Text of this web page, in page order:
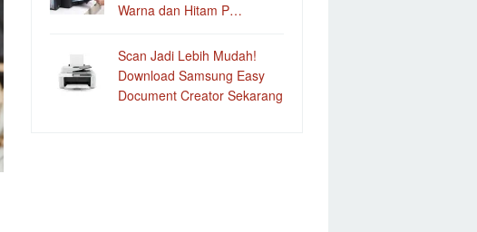
Warna dan Hitam P…
Scan Jadi Lebih Mudah!
Download Samsung Easy
Document Creator Sekarang